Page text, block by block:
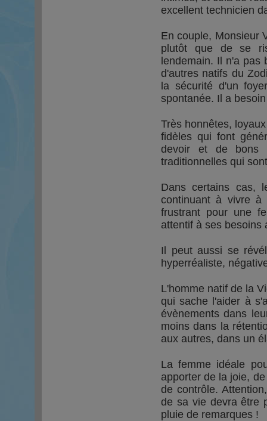
excellent technicien
En couple, Monsieur
plutôt que de se
lendemain. Il n'a pas
d'autres natifs du
la sécurité d'un
spontanée. Il a
Très honnêtes,
fidèles qui font
devoir et de bons
traditionnelles qui
Dans certains cas,
continuant à vivre à
frustrant pour une
attentif à ses besoins
Il peut aussi se
hyperréaliste,
L'homme natif de la
qui sache l'aider à
évènements dans
moins dans la
aux autres, dans un
La femme idéale
apporter de la joie,
de contrôle.
de sa vie devra être
pluie de remarques !